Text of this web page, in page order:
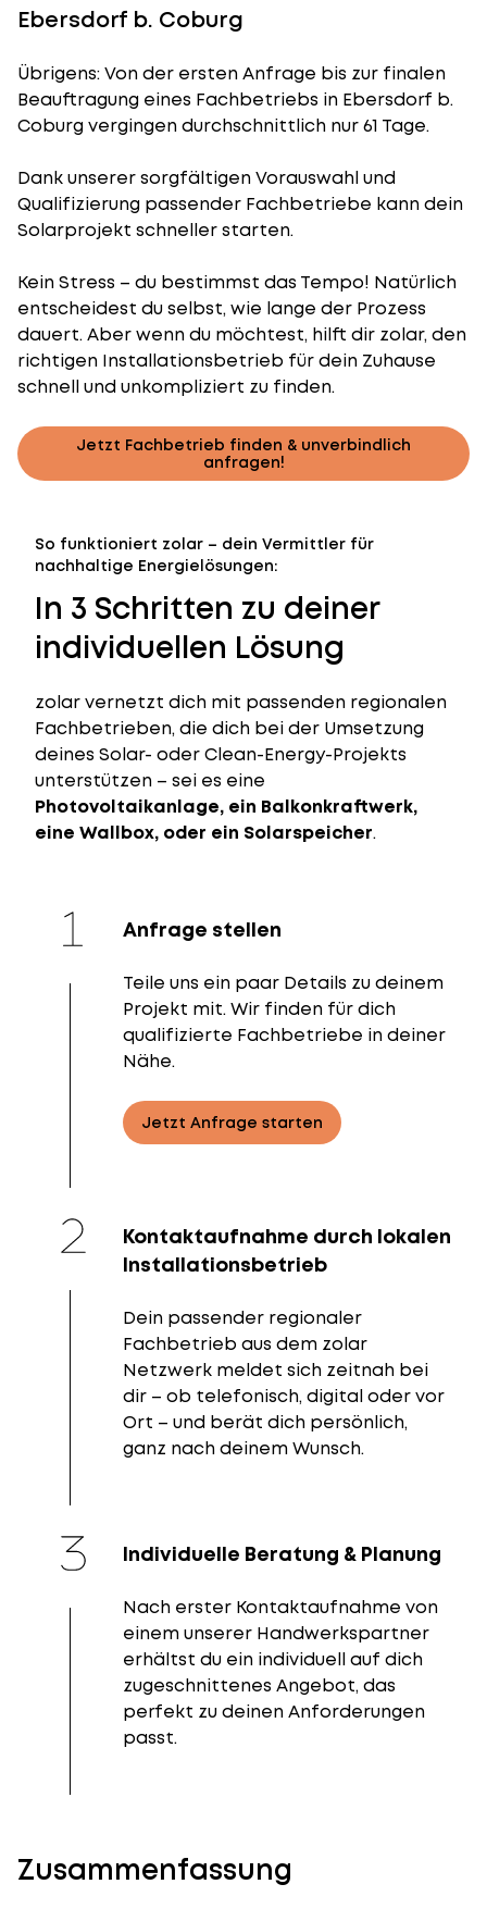
Ebersdorf b. Coburg
Übrigens: Von der ersten Anfrage bis zur finalen
Beauftragung eines Fachbetriebs in Ebersdorf b.
Coburg vergingen durchschnittlich nur 61 Tage.
Dank unserer sorgfältigen Vorauswahl und
Qualifizierung passender Fachbetriebe kann dein
Solarprojekt schneller starten.
Kein Stress – du bestimmst das Tempo! Natürlich
entscheidest du selbst, wie lange der Prozess
dauert. Aber wenn du möchtest, hilft dir zolar, den
richtigen Installationsbetrieb für dein Zuhause
schnell und unkompliziert zu finden.
Jetzt Fachbetrieb finden & unverbindlich
anfragen!
So funktioniert zolar – dein Vermittler für
nachhaltige Energielösungen:
In 3 Schritten zu deiner
individuellen Lösung
zolar vernetzt dich mit passenden regionalen
Fachbetrieben, die dich bei der Umsetzung
deines Solar- oder Clean-Energy-Projekts
unterstützen – sei es eine
Photovoltaikanlage, ein Balkonkraftwerk,
eine Wallbox, oder ein Solarspeicher.
Anfrage stellen
Teile uns ein paar Details zu deinem
Projekt mit. Wir finden für dich
qualifizierte Fachbetriebe in deiner
Nähe.
Jetzt Anfrage starten
Kontaktaufnahme durch lokalen
Installationsbetrieb
Dein passender regionaler
Fachbetrieb aus dem zolar
Netzwerk meldet sich zeitnah bei
dir – ob telefonisch, digital oder vor
Ort – und berät dich persönlich,
ganz nach deinem Wunsch.
Individuelle Beratung & Planung
Nach erster Kontaktaufnahme von
einem unserer Handwerkspartner
erhältst du ein individuell auf dich
zugeschnittenes Angebot, das
perfekt zu deinen Anforderungen
passt.
Zusammenfassung